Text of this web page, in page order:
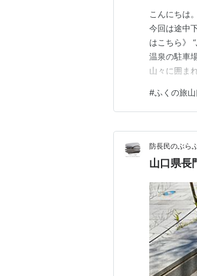
こんにちは
今回は途中
はこちら》
温泉の駐車
山々に囲ま
やかな声が
ると、周り
#ふくの旅
防長民のぶら
山口県長